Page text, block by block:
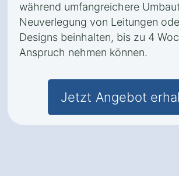
während umfangreichere
Neuverlegung von Leitungen
Designs beinhalten, bis zu 4
Anspruch nehmen können.
Jetzt Angebot